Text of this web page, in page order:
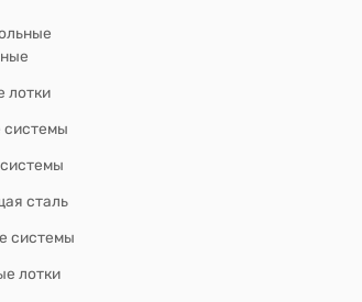
лотки
сталь
системы
лотки